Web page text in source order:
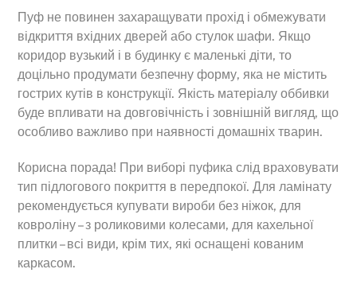
Пуф не повинен захаращувати прохід і обмежувати
відкриття вхідних дверей або стулок шафи. Якщо
коридор вузький і в будинку є маленькі діти, то
доцільно продумати безпечну форму, яка не містить
гострих кутів в конструкції. Якість матеріалу оббивки
буде впливати на довговічність і зовнішній вигляд, що
особливо важливо при наявності домашніх тварин.
Корисна порада! При виборі пуфика слід враховувати
тип підлогового покриття в передпокої. Для ламінату
рекомендується купувати вироби без ніжок, для
ковроліну – з роликовими колесами, для кахельної
плитки – всі види, крім тих, які оснащені кованим
каркасом.